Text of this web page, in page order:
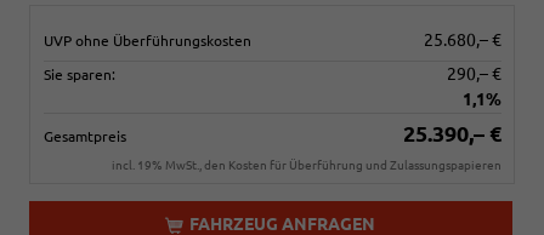
UVP ohne Überführungskosten 25.680,– €
Sie sparen:
290,– €
1,1%
Gesamtpreis 25.390,– €
incl. 19% MwSt., den Kosten für Überführung und Zulassungspapieren
FAHRZEUG ANFRAGEN